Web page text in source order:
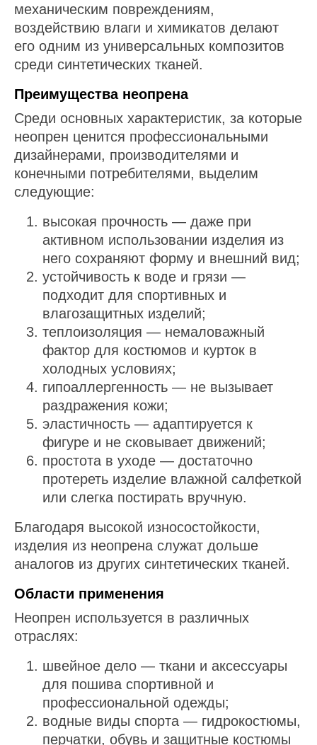
механическим повреждениям,
воздействию влаги и химикатов делают
его одним из универсальных композитов
среди синтетических тканей.
Преимущества неопрена
Среди основных характеристик, за которые
неопрен ценится профессиональными
дизайнерами, производителями и
конечными потребителями, выделим
следующие:
высокая прочность — даже при
активном использовании изделия из
него сохраняют форму и внешний вид;
устойчивость к воде и грязи —
подходит для спортивных и
влагозащитных изделий;
теплоизоляция — немаловажный
фактор для костюмов и курток в
холодных условиях;
гипоаллергенность — не вызывает
раздражения кожи;
эластичность — адаптируется к
фигуре и не сковывает движений;
простота в уходе — достаточно
протереть изделие влажной салфеткой
или слегка постирать вручную.
Благодаря высокой износостойкости,
изделия из неопрена служат дольше
аналогов из других синтетических тканей.
Области применения
Неопрен используется в различных
отраслях:
швейное дело — ткани и аксессуары
для пошива спортивной и
профессиональной одежды;
водные виды спорта — гидрокостюмы,
перчатки, обувь и защитные костюмы